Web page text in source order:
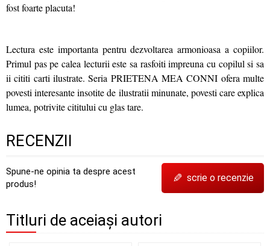
fost foarte placuta!
Lectura este importanta pentru dezvoltarea armonioasa a copiilor.
Primul pas pe calea lecturii este sa rasfoiti impreuna cu copilul si sa
ii cititi carti ilustrate. Seria PRIETENA MEA CONNI ofera multe
povesti interesante insotite de ilustratii minunate, povesti care explica
lumea, potrivite cititului cu glas tare.
RECENZII
Spune-ne opinia ta despre acest
produs!
✎ scrie o recenzie
Titluri de aceiași autori